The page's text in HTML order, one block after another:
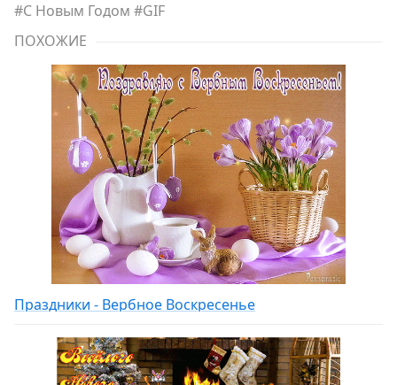
#С Новым Годом #GIF
ПОХОЖИЕ
Праздники - Вербное Воскресенье